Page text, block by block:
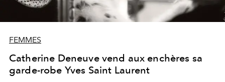
FEMMES
Catherine Deneuve vend aux enchères sa
garde-robe Yves Saint Laurent